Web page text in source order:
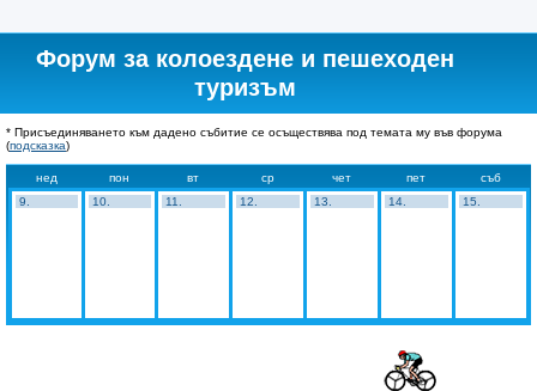
Форум за колоездене и пешеходен
туризъм
* Присъединяването към дадено събитие се осъществява под темата му във форума
(подсказка)
нед пон вт ср чет пет
съб
9.
10. 11. 12. 13. 14. 15.